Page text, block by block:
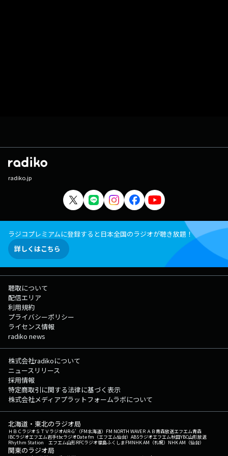
radiko.jp
ラジコプレミアムに登録すると日本全国のラジオが聴き放題！
詳しくはこちら
聴取について
配信エリア
利用規約
プライバシーポリシー
ライセンス情報
radiko news
株式会社radikoについて
ニュースリリース
採用情報
特定商取引に関する法律に基づく表示
株式会社メディアプラットフォームラボについて
北海道・東北のラジオ局
ＨＢＣラジオＳＴＶラジオAIR-G'（FM北海道） FM NORTH WAVEＲＡＢ青森放送エフエム青森
IBCラジオエフエム岩手tbcラジオDate fm（エフエム仙台） ABSラジオエフエム秋田YBC山形放送
Rhythm Station エフエム山形RFCラジオ福島ふくしまFMNHK AM（札幌） NHK AM（仙台）
関東のラジオ局